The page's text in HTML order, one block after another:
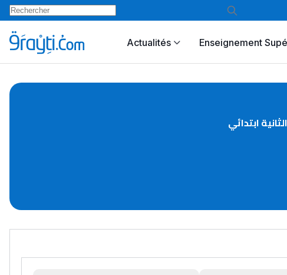
Actualités Enseignement
ابتدائي